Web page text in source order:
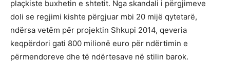
plaçkiste buxhetin e shtetit. Nga skandali i përgjimeve
doli se regjimi kishte përgjuar mbi 20 mijë qytetarë,
ndërsa vetëm për projektin Shkupi 2014, qeveria
keqpërdori gati 800 milionë euro për ndërtimin e
përmendoreve dhe të ndërtesave në stilin barok.